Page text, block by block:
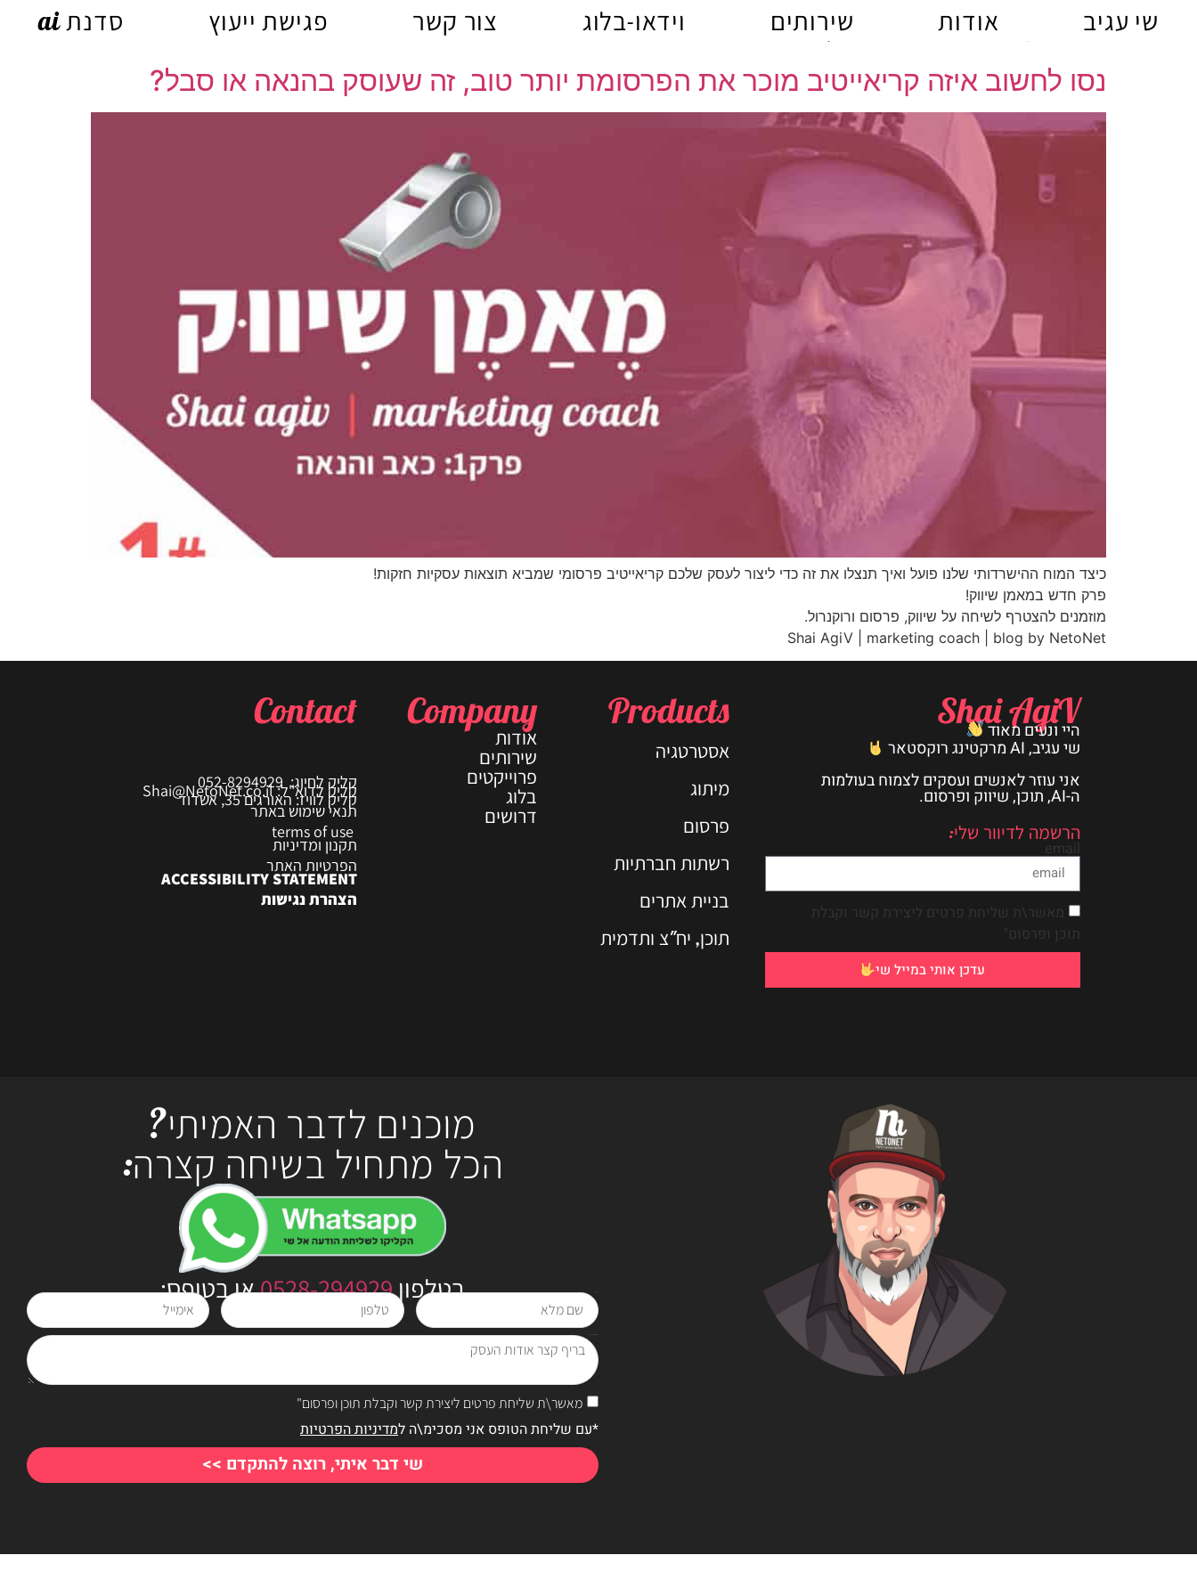
שי עגיב אודות שירותים וידאו-בלוג צור קשר פגישת ייעוץ סדנת ai תגית: פרסוםדיגיטלי
נסו לחשוב איזה קריאייטיב מוכר את הפרסומת יותר טוב, זה שעוסק בהנאה או סבל?
כיצד המוח ההישרדותי שלנו פועל ואיך תנצלו את זה כדי ליצור לעסק שלכם קריאייטיב פרסומי שמביא תוצאות עסקיות חזקות!
פרק חדש במאמן שיווק!
מוזמנים להצטרף לשיחה על שיווק, פרסום ורוקנרול.
Shai AgiV | marketing coach | blog by NetoNet
Shai AgiV
היי ונעים מאוד
שי עגיב, AI מרקטינג רוקסטאר
אני עוזר לאנשים ועסקים לצמוח בעולמות
ה-AI, תוכן, שיווק ופרסום.
הרשמה לדיוור שלי:
email
מאשר\ת שליחת פרטים ליצירת קשר וקבלת
תוכן ופרסום"
עדכן אותי במייל שי
Products
אסטרטגיה
מיתוג
פרסום
רשתות חברתיות
בניית אתרים
תוכן, יח"צ ותדמית
Company
אודות
שירותים
פרוייקטים
בלוג
דרושים
Contact
קליק לחיוג: 052-8294929
קליק לדוא"ל: Shai@NetoNet.co.il
קליק לוויז: האורגים 35, אשדוד
תנאי שימוש באתר
תקנון ומדיניות
הפרטיות האתר
ACCESSIBILITY STATEMENT
הצהרת נגישות
מוכנים לדבר האמיתי?
הכל מתחיל בשיחה קצרה:
בטלפון0528-294929או בטופס:
מאשר\ת שליחת פרטים ליצירת קשר וקבלת תוכן ופרסום"
*עם שליחת הטופס אני מסכימ\ה למדיניות הפרטיות
שי דבר איתי, רוצה להתקדם >>